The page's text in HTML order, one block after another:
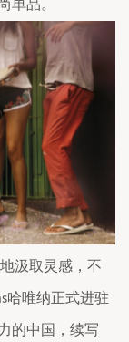
单品。
汲取灵感，不
哈唯纳正式进驻
的中国，续写